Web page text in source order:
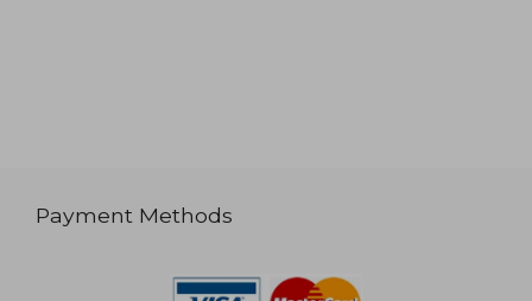
Payment Methods